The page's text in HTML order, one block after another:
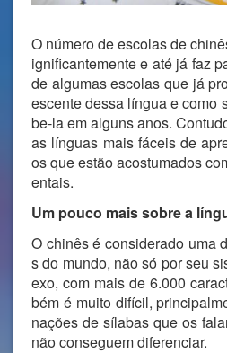
O número de escolas de
ignificantemente e até já faz
de algumas escolas que já
escente dessa língua e como
be-la em alguns anos.
as línguas mais fáceis de
os que estão acostumados
entais.
Um pouco mais sobre a
O chinês é considerado uma
s do mundo, não só por seu
exo, com mais de 6.000
bém é muito difícil,
nações de sílabas que os
não conseguem diferenciar.